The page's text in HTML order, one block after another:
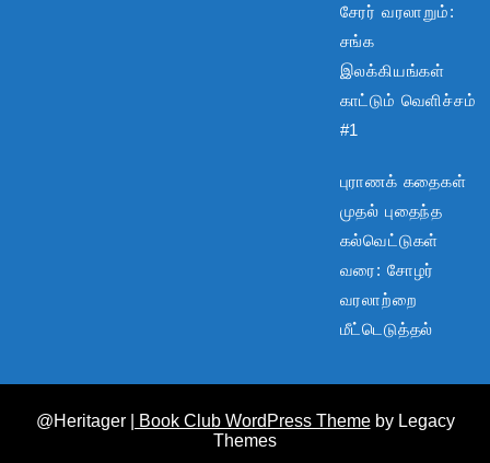
சேரர் வரலாறும்:
சங்க
இலக்கியங்கள்
காட்டும் வெளிச்சம்
#1
புராணக் கதைகள்
முதல் புதைந்த
கல்வெட்டுகள்
வரை: சோழர்
வரலாற்றை
மீட்டெடுத்தல்
@Heritager | Book Club WordPress Themeby Legacy
Themes